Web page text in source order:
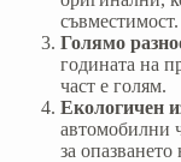
съвместимост.
Голямо
годината на
част е голям.
Екологичен
автомобилни
за опазването